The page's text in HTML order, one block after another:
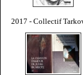
2017 - Collectif